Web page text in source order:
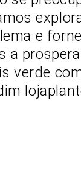
e
a
verde